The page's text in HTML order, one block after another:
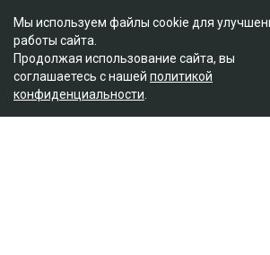
Мы используем файлы cookie для
работы сайта.
Продолжая использование сайта, вы
соглашаетесь с нашей политикой
конфиденциальности